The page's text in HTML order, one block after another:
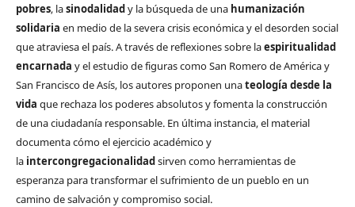
pobres, lasinodalidady la búsqueda de una humanización
solidaria en medio de la severa crisis económica y el desorden social
que atraviesa el país. A través de reflexiones sobre laespiritualidad
encarnada y el estudio de figuras como San Romero de América y
San Francisco de Asís, los autores proponen unateología desde la
vida que rechaza los poderes absolutos y fomenta la construcción
de una ciudadanía responsable. En última instancia, el material
documenta cómo el ejercicio académico y
la intercongregacionalidadsirven como herramientas de
esperanza para transformar el sufrimiento de un pueblo en un
camino de salvación y compromiso social.